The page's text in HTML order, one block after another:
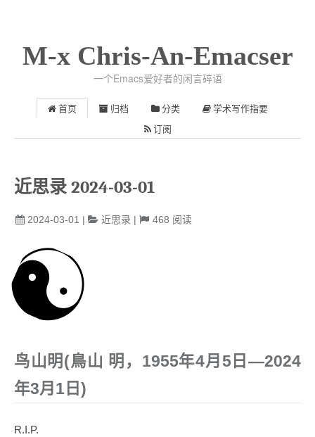
M-x Chris-An-Emacser
一个Emacs爱好者的闲言碎语
首页 归档 分类 学术写作指要
订阅
近思录 2024-03-01
2024-03-01 | 近思录 | 468 阅读
鸟山明(鳥山 明，1955年4月5日—2024
年3月1日)
R.I.P.